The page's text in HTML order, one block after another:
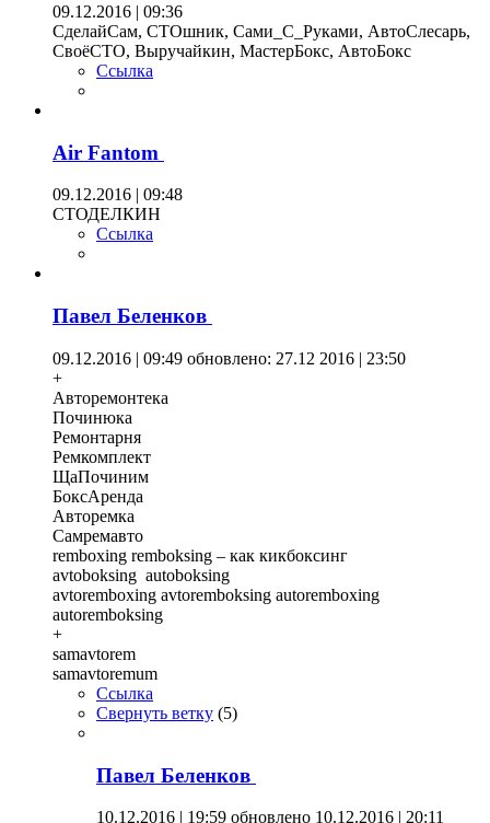
09.12.2016 | 09:36
СделайСам, СТОшник, Сами_С_Руками, АвтоСлесарь,
СвоёСТО, Выручайкин, МастерБокс, АвтоБокс
Ссылка
Air Fantom
09.12.2016 | 09:48
СТОДЕЛКИН
Ссылка
Павел Беленков
09.12.2016 | 09:49 обновлено: 27.12 2016 | 23:50
+
Авторемонтека
Починюка
Ремонтарня
Ремкомплект
ЩаПочиним
БоксАренда
Авторемка
Самремавто
remboxing remboksing – как кикбоксинг
avtoboksing autoboksing
avtoremboxing avtoremboksing autoremboxing
autoremboksing
+
samavtorem
samavtoremum
Ссылка
Свернуть ветку (5)
Павел Беленков
10.12.2016 | 19:59 обновлено 10.12.2016 | 20:11